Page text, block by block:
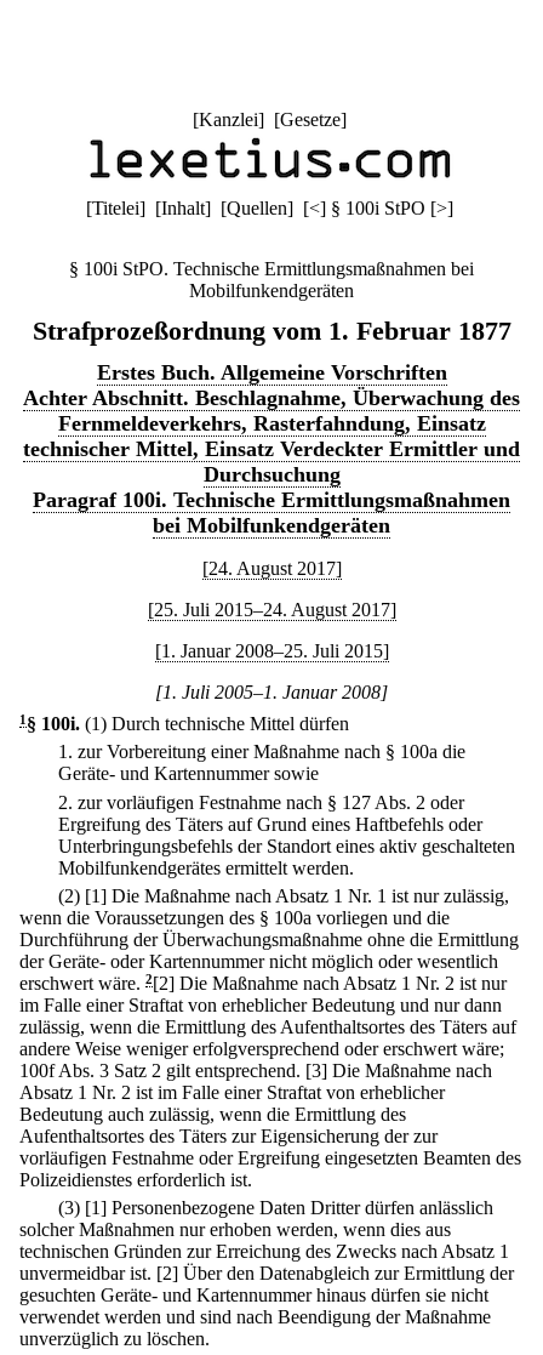
[Kanzlei] [Gesetze]
[Titelei] [Inhalt] [Quellen] [<] § 100i StPO [>]
§ 100i StPO. Technische Ermittlungsmaßnahmen bei
Mobilfunkendgeräten
Strafprozeßordnung vom 1. Februar 1877
Erstes Buch. Allgemeine Vorschriften
Achter Abschnitt. Beschlagnahme, Überwachung des
Fernmeldeverkehrs, Rasterfahndung, Einsatz
technischer Mittel, Einsatz Verdeckter Ermittler und
Durchsuchung
Paragraf 100i. Technische Ermittlungsmaßnahmen
bei Mobilfunkendgeräten
[24. August 2017]
[25. Juli 2015–24. August 2017]
[1. Januar 2008–25. Juli 2015]
[1. Juli 2005–1. Januar 2008]
1 § 100i. (1) Durch technische Mittel dürfen
1. zur Vorbereitung einer Maßnahme nach § 100a die
Geräte- und Kartennummer sowie
2. zur vorläufigen Festnahme nach § 127 Abs. 2 oder
Ergreifung des Täters auf Grund eines Haftbefehls oder
Unterbringungsbefehls der Standort eines aktiv geschalteten
Mobilfunkendgerätes ermittelt werden.
(2) [1] Die Maßnahme nach Absatz 1 Nr. 1 ist nur zulässig,
wenn die Voraussetzungen des § 100a vorliegen und die
Durchführung der Überwachungsmaßnahme ohne die Ermittlung
der Geräte- oder Kartennummer nicht möglich oder wesentlich
erschwert wäre. 2[2] Die Maßnahme nach Absatz 1 Nr. 2 ist nur
im Falle einer Straftat von erheblicher Bedeutung und nur dann
zulässig, wenn die Ermittlung des Aufenthaltsortes des Täters auf
andere Weise weniger erfolgversprechend oder erschwert wäre;
100f Abs. 3 Satz 2 gilt entsprechend. [3] Die Maßnahme nach
Absatz 1 Nr. 2 ist im Falle einer Straftat von erheblicher
Bedeutung auch zulässig, wenn die Ermittlung des
Aufenthaltsortes des Täters zur Eigensicherung der zur
vorläufigen Festnahme oder Ergreifung eingesetzten Beamten des
Polizeidienstes erforderlich ist.
(3) [1] Personenbezogene Daten Dritter dürfen anlässlich
solcher Maßnahmen nur erhoben werden, wenn dies aus
technischen Gründen zur Erreichung des Zwecks nach Absatz 1
unvermeidbar ist. [2] Über den Datenabgleich zur Ermittlung der
gesuchten Geräte- und Kartennummer hinaus dürfen sie nicht
verwendet werden und sind nach Beendigung der Maßnahme
unverzüglich zu löschen.